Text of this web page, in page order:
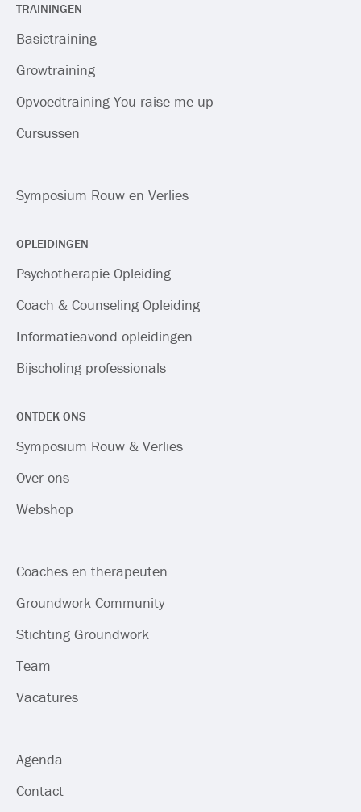
TRAININGEN
Basictraining
Growtraining
Opvoedtraining You raise me up
Cursussen
Symposium Rouw en Verlies
OPLEIDINGEN
Psychotherapie Opleiding
Coach & Counseling Opleiding
Informatieavond opleidingen
Bijscholing professionals
ONTDEK ONS
Symposium Rouw & Verlies
Over ons
Webshop
Coaches en therapeuten
Groundwork Community
Stichting Groundwork
Team
Vacatures
Agenda
Contact